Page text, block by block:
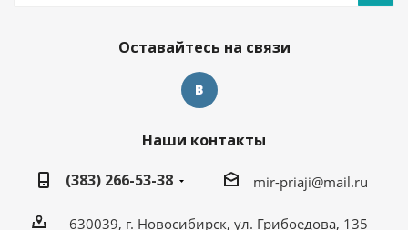
Оставайтесь на связи
Наши контакты
(383) 266-53-38
mir-priaji@mail.ru
630039, г. Новосибирск, ул. Грибоедова, 135